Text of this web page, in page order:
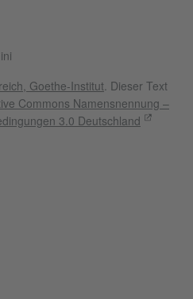
Goethe-Institut. Dieser Text
Commons Namensnennung –
3.0 Deutschland